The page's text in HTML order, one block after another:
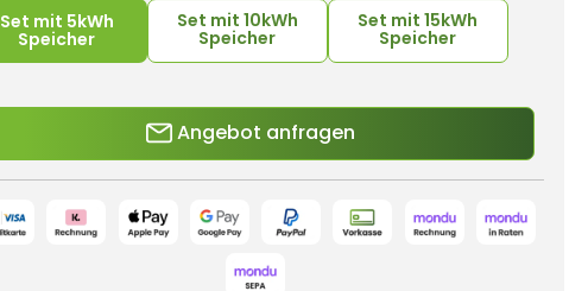
Set mit 5kWh
Speicher
Set mit 10kWh
Speicher
Set mit 15kWh
Speicher
Angebot anfragen